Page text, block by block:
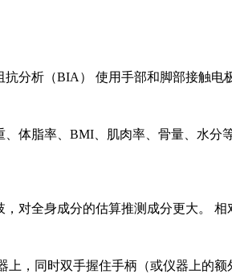
分析（BIA） 使用手部和脚部接触
体脂率、BMI、肌肉率、骨量、水
对全身成分的估算推测成分更大。
，同时双手握住手柄（或仪器上的额